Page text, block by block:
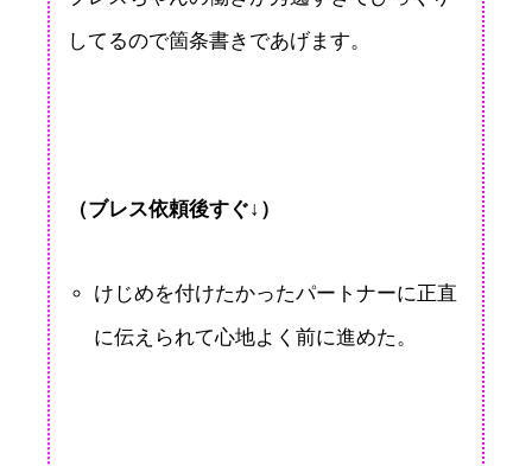
してるので箇条書きであげます。
（ブレス依頼後すぐ↓）
けじめを付けたかったパートナーに正直
に伝えられて心地よく前に進めた。